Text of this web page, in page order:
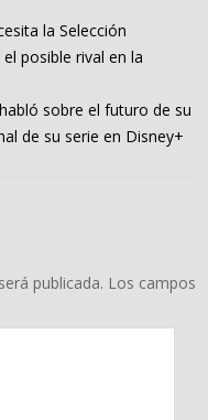
la Selección
posible rival en la
sobre el futuro de su
de su serie en Disney+
publicada. Los campos